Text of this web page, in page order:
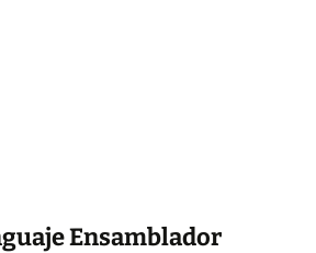
Ensamblador